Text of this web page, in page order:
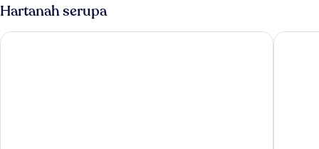
Hartanah serupa
Akra Fethiye Tui Blue Sensatori All Inclusive Liberty